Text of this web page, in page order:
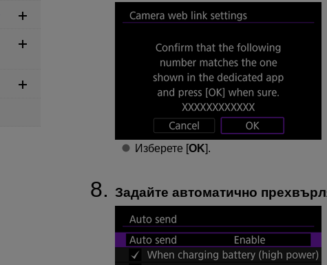
Изберете [OK].
Задайте автоматично